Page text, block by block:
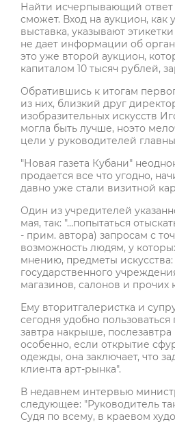
Найти исчерпывающий ответ
сможет. Вход на аукцион, как
выставка, указывают
не дает информации об
это уже второй аукцион,
капиталом 10 тысяч рублей,
Обратившись к итогам
из них, близкий друг
изобразительных искусств
могла быть лучше, ноэто
цели у руководителей
"Новая газета Кубани"
продается все что угодно,
давно уже стали визитной
Один из учредителей
мая, так: "…попытаться
- прим. автора) запросам с
возможность людям, у
мнению, предметы искусства:
государственного
магазинов, салонов и
Ему вторитгалеристка и
сегодня удобно
завтра накрыше,
особенно, если открытие
одежды, она заключает, что
клиента арт-рынка".
В недавнем интервью
следующее: "Руководитель
Судя по всему, в краевом